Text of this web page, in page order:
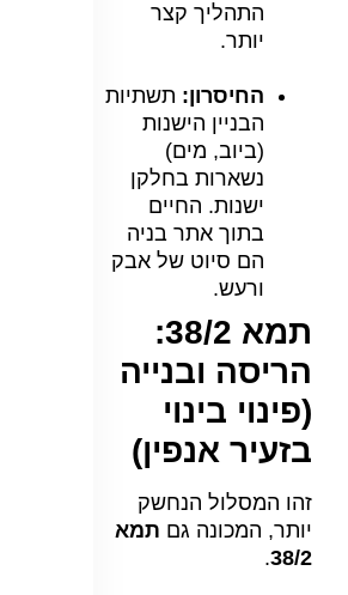
התהליך קצר
יותר.
החיסרון: תשתיות
הבניין הישנות
(ביוב, מים)
נשארות בחלקן
ישנות. החיים
בתוך אתר בניה
הם סיוט של אבק
ורעש.
תמא 38/2:
הריסה ובנייה
(פינוי בינוי
בזעיר אנפין)
זהו המסלול הנחשק
יותר, המכונה גם תמא
38/2
.